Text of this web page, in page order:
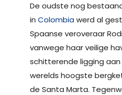
De oudste nog
in Colombiawerd al
Spaanse veroveraar
vanwege haar veilige
schitterende ligging aan
werelds hoogste
de Santa Marta.